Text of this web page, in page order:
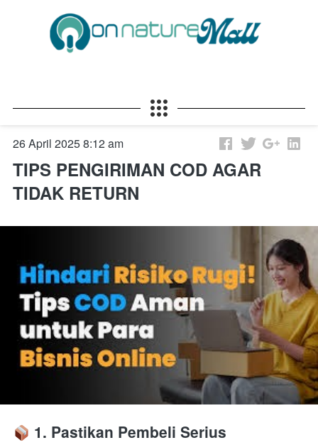
26 April 2025 8:12 am
TIPS PENGIRIMAN COD AGAR
TIDAK RETURN
1. Pastikan Pembeli Serius